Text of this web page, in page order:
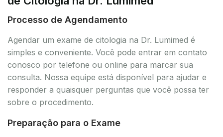
Processo de Agendamento
Agendar um exame de citologia na Dr. Lumimed é
simples e conveniente. Você pode entrar em contato
conosco por telefone ou online para marcar sua
consulta. Nossa equipe está disponível para ajudar e
responder a quaisquer perguntas que você possa ter
sobre o procedimento.
Preparação para o Exame